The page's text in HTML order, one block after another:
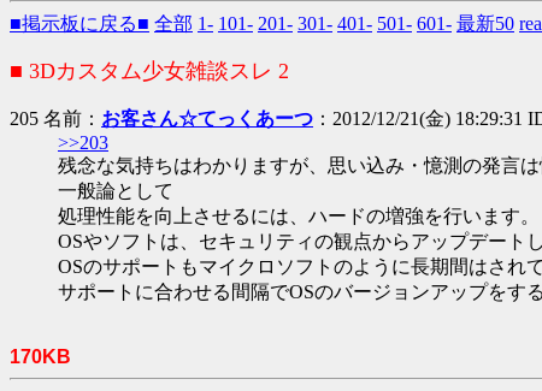
■掲示板に戻る■ 全部 1- 101- 201- 301- 401- 501- 601- 最新50
■ 3Dカスタム少女雑談スレ 2
205 名前： お客さん☆てっくあーつ ：2012/12/21(金) 18:29:31
>>203
残念な気持ちはわかりますが、思い込み・憶測の発言
一般論として
処理性能を向上させるには、ハードの増強を行います。
OSやソフトは、セキュリティの観点からアップデート
OSのサポートもマイクロソフトのように長期間はされ
サポートに合わせる間隔でOSのバージョンアップをす
170KB